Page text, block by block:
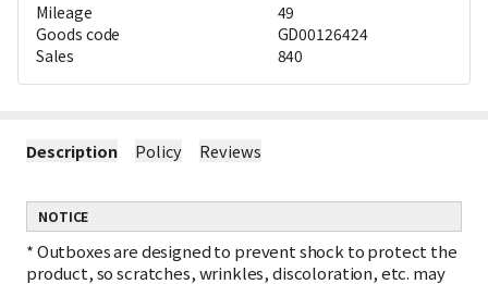
Mileage
49
Goods code
GD00126424
Sales
840
Description Policy Reviews
NOTICE
*Outboxes are designed to prevent shock to protect the
product, so scratches, wrinkles, discoloration, etc. may